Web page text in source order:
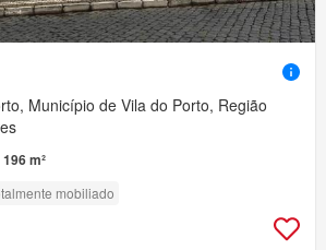
Município de Vila do Porto, Região
196 m²
mobiliado